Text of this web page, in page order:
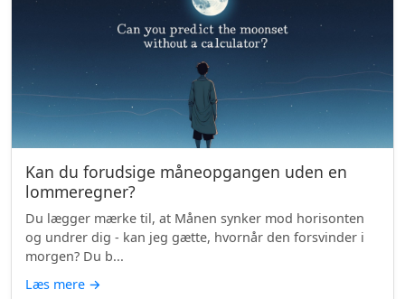
Kan du forudsige måneopgangen uden en
lommeregner?
Du lægger mærke til, at Månen synker mod horisonten
og undrer dig - kan jeg gætte, hvornår den forsvinder i
morgen? Du b...
Læs mere →